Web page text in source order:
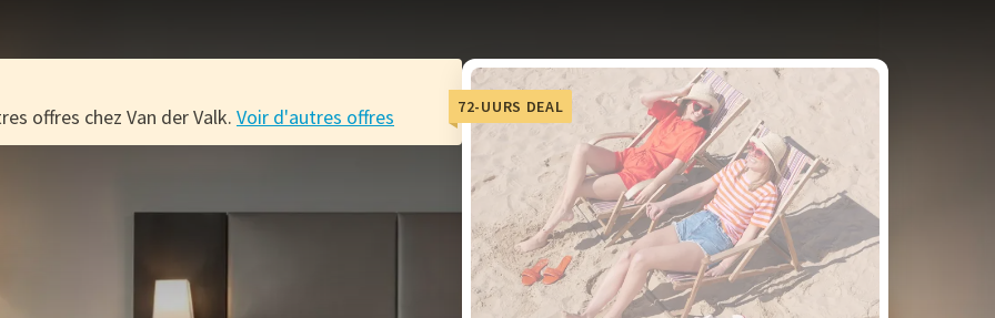
offres chez Van der Valk. Voir d'autres offres
incluant le petit-déjeuner ! Découvrez Bruxelles et
ou en famille à peu de frais avec l'offre 72 heures !
également d'un crédit de 2,50 € par personne sur
72-UURS DEAL